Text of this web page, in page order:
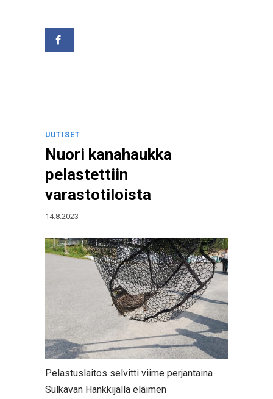
UUTISET
Nuori kanahaukka
pelastettiin
varastotiloista
14.8.2023
Pelastuslaitos selvitti viime perjantaina
Sulkavan Hankkijalla eläimen